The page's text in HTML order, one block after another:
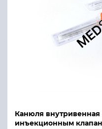
Канюля внутривенная
инъекционным